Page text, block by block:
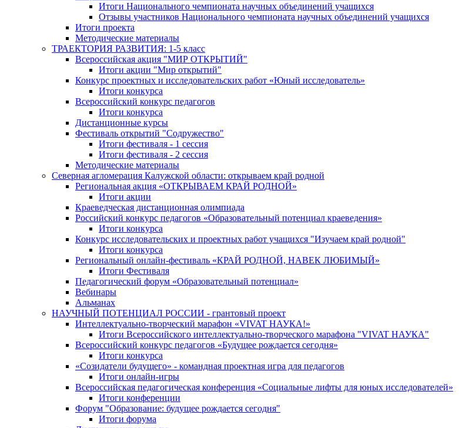
Итоги Национального чемпионата научных объединений учащихся
Отзывы участников Национального чемпионата научных объединений учащихся
Итоги проекта
Методические материалы
ТРАЕКТОРИЯ РАЗВИТИЯ: 1-5 класс
Всероссийская акция "МИР ОТКРЫТИЙ"
Итоги акции "Мир открытий"
Конкурс проектных и исследовательских работ «Юный исследователь»
Итоги конкурса
Всероссийский конкурс педагогов
Итоги конкурса
Дистанционные курсы
Фестиваль открытий "Содружество"
Итоги фестиваля - 1 сессия
Итоги фестиваля - 2 сессия
Методические материалы
Северная агломерация Калужской области: открываем край родной
Региональная акция «ОТКРЫВАЕМ КРАЙ РОДНОЙ»
Итоги акции
Краеведческая дистанционная олимпиада
Российский конкурс педагогов «Образовательный потенциал краеведения»
Итоги конкурса
Конкурс исследовательских и проектных работ учащихся "Изучаем край родной"
Итоги конкурса
Региональный онлайн-фестиваль «КРАЙ РОДНОЙ, НАВЕК ЛЮБИМЫЙ»
Итоги Фестиваля
Педагогический форум «Образовательный потенциал»
Вебинары
Альманах
НАУЧНЫЙ ПОТЕНЦИАЛ РОССИИ - грантовый проект
Интеллектуально-творческий марафон «VIVAT НАУКА!»
Итоги Всероссийского интеллектуально-творческого марафона "VIVAT НАУКА"
Всероссийский конкурс педагогов «Будущее рождается сегодня»
Итоги конкурса
«Cозидатели будущего» - командная проектная игра для педагогов
Итоги онлайн-игры
Всероссийская педагогическая конференция «Cоциальные лифты для юных исследователей»
Итоги конференции
Форум "Образование: будущее рождается сегодня"
Итоги форума